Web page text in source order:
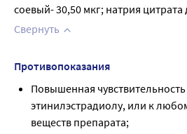
соевый- 30,50 мкг; натрия цитрата
Свернуть
Противопоказания
Повышенная
этинилэстрадиолу, или к
веществ препарата;